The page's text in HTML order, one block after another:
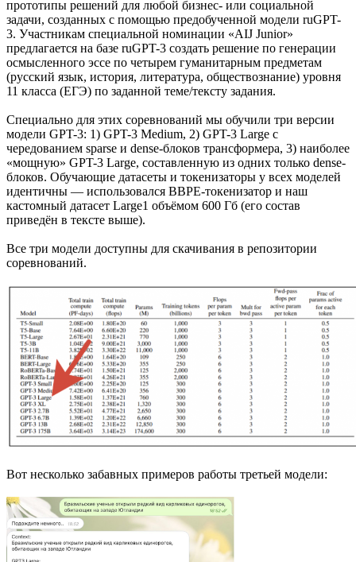
прототипы решений для любой бизнес- или социальной
задачи, созданных с помощью предобученной модели ruGPT-
3. Участникам специальной номинации «AIJ Junior»
предлагается на базе ruGPT-3 создать решение по генерации
осмысленного эссе по четырем гуманитарным предметам
(русский язык, история, литература, обществознание) уровня
11 класса (ЕГЭ) по заданной теме/тексту задания.
Специально для этих соревнований мы обучили три версии
модели GPT-3: 1) GPT-3 Medium, 2) GPT-3 Large с
чередованием sparse и dense-блоков трансформера, 3) наиболее
«мощную» GPT-3 Large, составленную из одних только dense-
блоков. Обучающие датасеты и токенизаторы у всех моделей
идентичны — использовался BBPE-токенизатор и наш
кастомный датасет Large1 объёмом 600 Гб (его состав
приведён в тексте выше).
Все три модели доступны для скачивания в репозитории
соревнований.
Вот несколько забавных примеров работы третьей модели: